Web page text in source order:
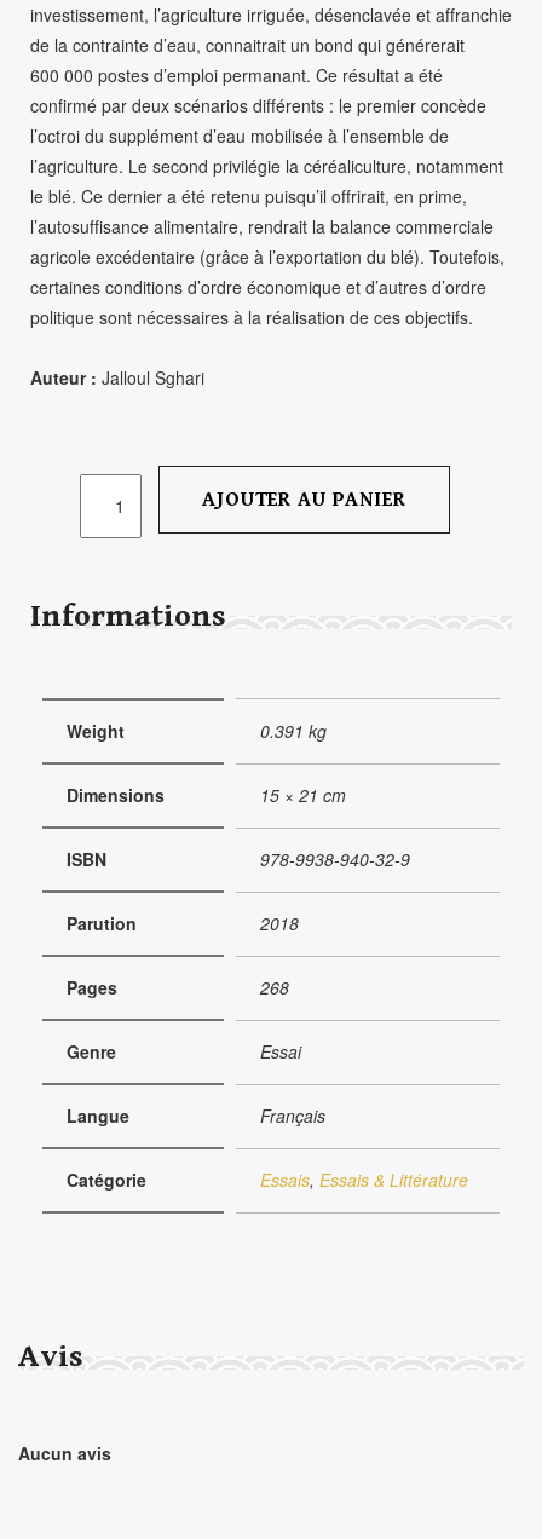
investissement, l’agriculture irriguée, désenclavée et affranchie
de la contrainte d’eau, connaitrait un bond qui générerait
600 000 postes d’emploi permanant. Ce résultat a été
confirmé par deux scénarios différents : le premier concède
l’octroi du supplément d’eau mobilisée à l’ensemble de
l’agriculture. Le second privilégie la céréaliculture, notamment
le blé. Ce dernier a été retenu puisqu’il offrirait, en prime,
l’autosuffisance alimentaire, rendrait la balance commerciale
agricole excédentaire (grâce à l’exportation du blé). Toutefois,
certaines conditions d’ordre économique et d’autres d’ordre
politique sont nécessaires à la réalisation de ces objectifs.
Auteur : Jalloul Sghari
RÉVOLUTIONNAIRE,
SUSPENS
AJOUTER AU PANIER
Informations
Weight 0.391 kg
Dimensions 15 × 21 cm
ISBN 978-9938-940-32-9
Parution 2018
Pages 268
Genre Essai
Langue Français
Catégorie Essais, Essais & Littérature
Avis
Aucun avis